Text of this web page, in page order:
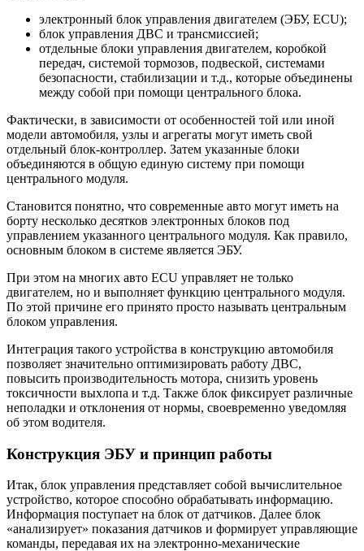
электронный блок управления двигателем (ЭБУ, ECU);
блок управления ДВС и трансмиссией;
отдельные блоки управления двигателем, коробкой
передач, системой тормозов, подвеской, системами
безопасности, стабилизации и т.д., которые объединены
между собой при помощи центрального блока.
Фактически, в зависимости от особенностей той или иной
модели автомобиля, узлы и агрегаты могут иметь свой
отдельный блок-контроллер. Затем указанные блоки
объединяются в общую единую систему при помощи
центрального модуля.
Становится понятно, что современные авто могут иметь на
борту несколько десятков электронных блоков под
управлением указанного центрального модуля. Как правило,
основным блоком в системе является ЭБУ.
При этом на многих авто ECU управляет не только
двигателем, но и выполняет функцию центрального модуля.
По этой причине его принято просто называть центральным
блоком управления.
Интеграция такого устройства в конструкцию автомобиля
позволяет значительно оптимизировать работу ДВС,
повысить производительность мотора, снизить уровень
токсичности выхлопа и т.д. Также блок фиксирует различные
неполадки и отклонения от нормы, своевременно уведомляя
об этом водителя.
Конструкция ЭБУ и принцип работы
Итак, блок управления представляет собой вычислительное
устройство, которое способно обрабатывать информацию.
Информация поступает на блок от датчиков. Далее блок
«анализирует» показания датчиков и формирует управляющие
команды, передавая их на электронно-механические